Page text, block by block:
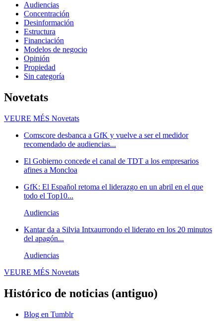
Audiencias
Concentración
Desinformación
Estructura
Financiación
Modelos de negocio
Opinión
Propiedad
Sin categoría
Novetats
VEURE MÉS Novetats
Comscore desbanca a GfK y vuelve a ser el medidor
recomendado de audiencias...
El Gobierno concede el canal de TDT a los empresarios
afines a Moncloa
GfK: El Español retoma el liderazgo en un abril en el que
todo el Top10...
Audiencias
Kantar da a Silvia Intxaurrondo el liderato en los 20 minutos
del apagón...
Audiencias
VEURE MÉS Novetats
Histórico de noticias (antiguo)
Blog en Tumblr